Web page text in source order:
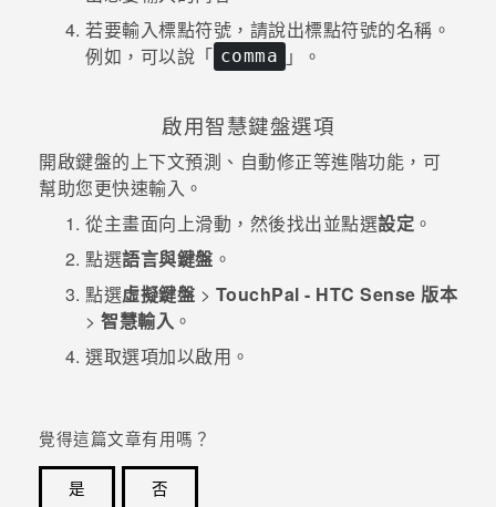
若要輸入標點符號，請說出標點符號的名稱。
例如，可以說「 comma 」。
啟用智慧鍵盤選項
開啟鍵盤的上下文預測、自動修正等進階功能，可
幫助您更快速輸入。
從主畫面向上滑動，然後找出並點選設定 。
點選語言與鍵盤 。
點選虛擬鍵盤 > TouchPal - HTC Sense 版本
> 智慧輸入 。
選取選項加以啟用。
覺得這篇文章有用嗎？
是
否